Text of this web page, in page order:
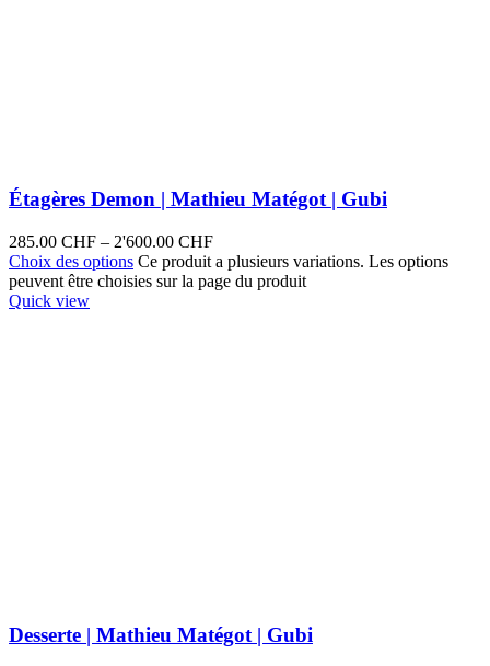
Étagères Demon | Mathieu Matégot | Gubi
285.00 CHF – 2'600.00 CHF
Choix des options Ce produit a plusieurs variations. Les options
peuvent être choisies sur la page du produit
Quick view
Desserte | Mathieu Matégot | Gubi